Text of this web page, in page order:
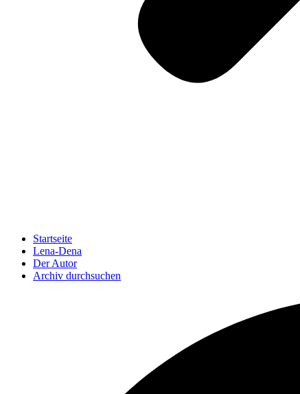
Startseite
Lena-Dena
Der Autor
Archiv durchsuchen